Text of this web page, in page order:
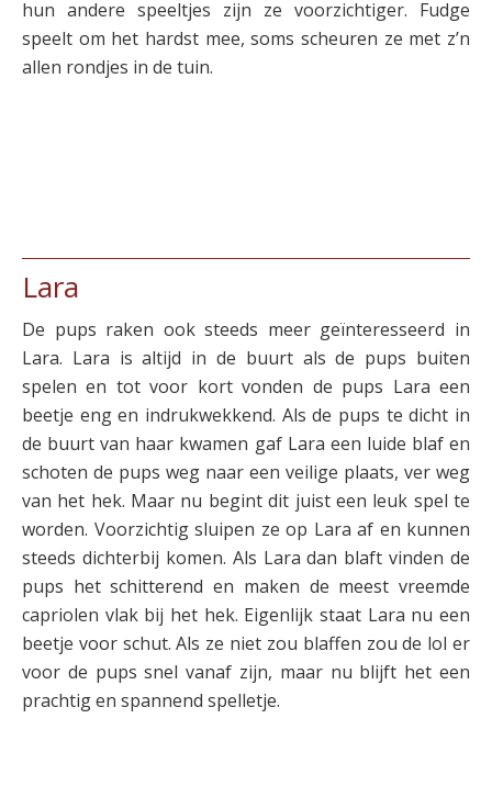
hun andere speeltjes zijn ze voorzichtiger. Fudge
speelt om het hardst mee, soms scheuren ze met z’n
allen rondjes in de tuin.
Lara
De pups raken ook steeds meer geïnteresseerd in
Lara. Lara is altijd in de buurt als de pups buiten
spelen en tot voor kort vonden de pups Lara een
beetje eng en indrukwekkend. Als de pups te dicht in
de buurt van haar kwamen gaf Lara een luide blaf en
schoten de pups weg naar een veilige plaats, ver weg
van het hek. Maar nu begint dit juist een leuk spel te
worden. Voorzichtig sluipen ze op Lara af en kunnen
steeds dichterbij komen. Als Lara dan blaft vinden de
pups het schitterend en maken de meest vreemde
capriolen vlak bij het hek. Eigenlijk staat Lara nu een
beetje voor schut. Als ze niet zou blaffen zou de lol er
voor de pups snel vanaf zijn, maar nu blijft het een
prachtig en spannend spelletje.